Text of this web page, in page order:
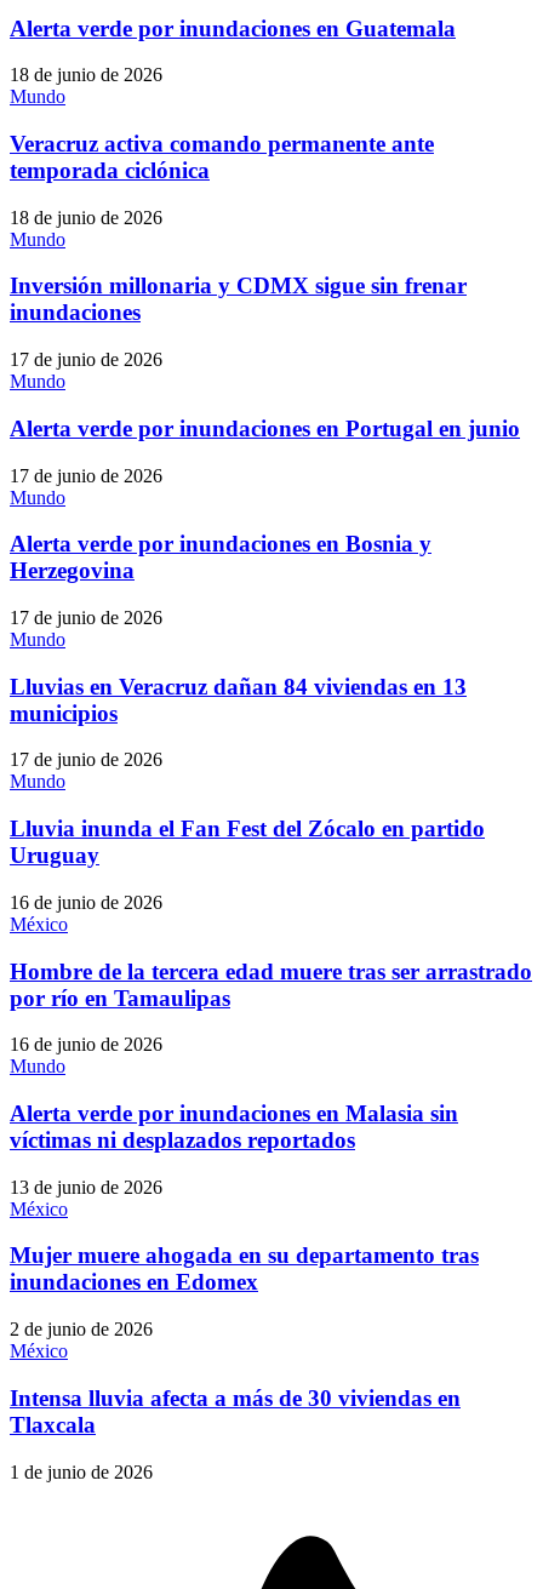
Alerta verde por inundaciones en Guatemala
18 de junio de 2026
Mundo
Veracruz activa comando permanente ante
temporada ciclónica
18 de junio de 2026
Mundo
Inversión millonaria y CDMX sigue sin frenar
inundaciones
17 de junio de 2026
Mundo
Alerta verde por inundaciones en Portugal en junio
17 de junio de 2026
Mundo
Alerta verde por inundaciones en Bosnia y
Herzegovina
17 de junio de 2026
Mundo
Lluvias en Veracruz dañan 84 viviendas en 13
municipios
17 de junio de 2026
Mundo
Lluvia inunda el Fan Fest del Zócalo en partido
Uruguay
16 de junio de 2026
México
Hombre de la tercera edad muere tras ser arrastrado
por río en Tamaulipas
16 de junio de 2026
Mundo
Alerta verde por inundaciones en Malasia sin
víctimas ni desplazados reportados
13 de junio de 2026
México
Mujer muere ahogada en su departamento tras
inundaciones en Edomex
2 de junio de 2026
México
Intensa lluvia afecta a más de 30 viviendas en
Tlaxcala
1 de junio de 2026